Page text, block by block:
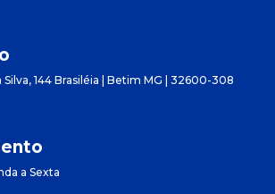
Silva, 144 Brasiléia | Betim MG | 32600-308
a Sexta